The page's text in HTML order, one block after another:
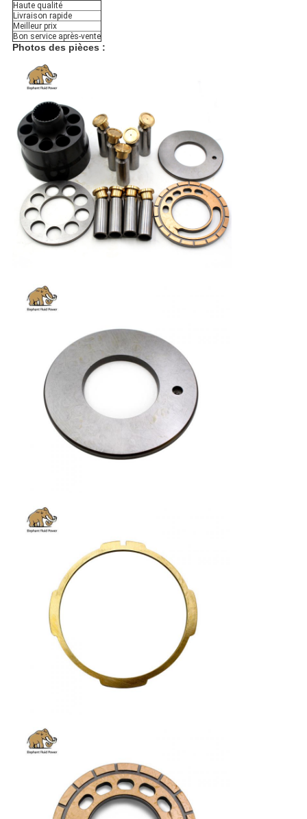
Haute qualité
Livraison rapide
Meilleur prix
Bon service après-vente
Photos des pièces :